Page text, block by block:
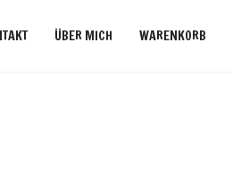
ÜBER MICH WARENKORB